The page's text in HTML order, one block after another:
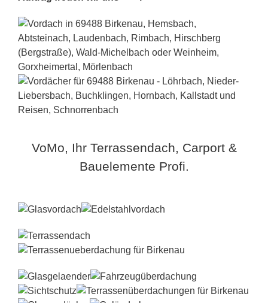
VoMo, Ihr Terrassendach, Carport &
Bauelemente Profi.